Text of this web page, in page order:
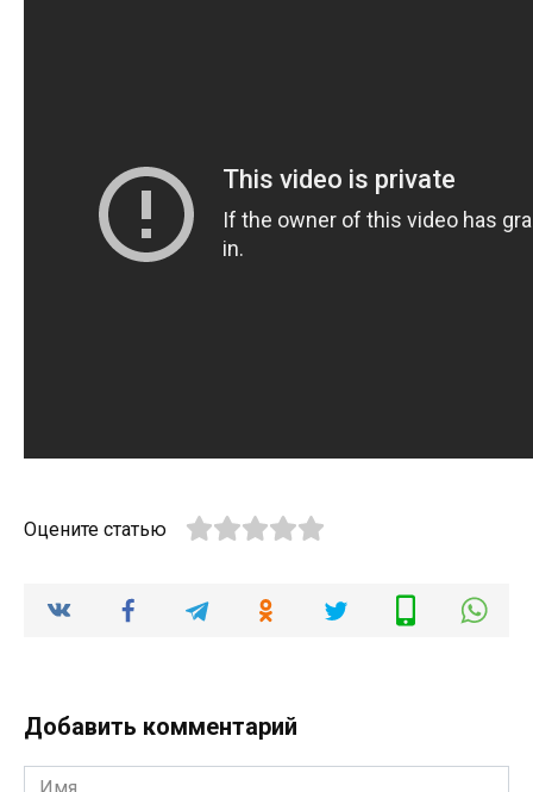
Оцените статью
Добавить комментарий
Имя